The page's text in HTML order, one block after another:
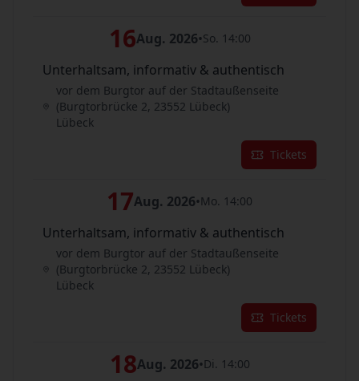
16Aug. 2026•So. 14:00
Unterhaltsam, informativ & authentisch
vor dem Burgtor auf der Stadtaußenseite
(Burgtorbrücke 2, 23552 Lübeck)
Lübeck
Tickets
17Aug. 2026•Mo. 14:00
Unterhaltsam, informativ & authentisch
vor dem Burgtor auf der Stadtaußenseite
(Burgtorbrücke 2, 23552 Lübeck)
Lübeck
Tickets
18Aug. 2026•Di. 14:00